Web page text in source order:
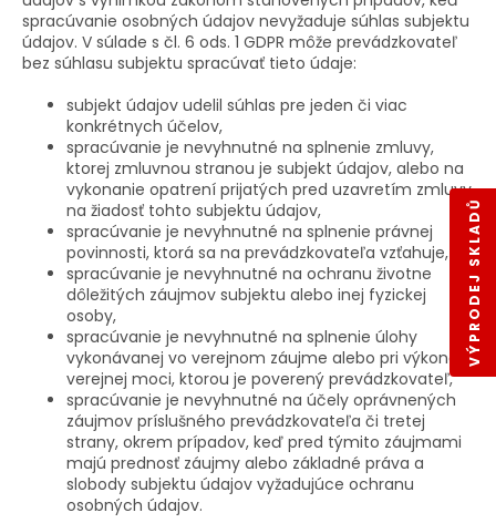
spracúvanie osobných údajov nevyžaduje súhlas subjektu
údajov. V súlade s čl. 6 ods. 1 GDPR môže prevádzkovateľ
bez súhlasu subjektu spracúvať tieto údaje:
subjekt údajov udelil súhlas pre jeden či viac
konkrétnych účelov,
spracúvanie je nevyhnutné na splnenie zmluvy,
ktorej zmluvnou stranou je subjekt údajov, alebo na
vykonanie opatrení prijatých pred uzavretím zmluvy
na žiadosť tohto subjektu údajov,
spracúvanie je nevyhnutné na splnenie právnej
povinnosti, ktorá sa na prevádzkovateľa vzťahuje,
spracúvanie je nevyhnutné na ochranu životne
dôležitých záujmov subjektu alebo inej fyzickej
osoby,
spracúvanie je nevyhnutné na splnenie úlohy
vykonávanej vo verejnom záujme alebo pri výkone
verejnej moci, ktorou je poverený prevádzkovateľ,
spracúvanie je nevyhnutné na účely oprávnených
záujmov príslušného prevádzkovateľa či tretej
strany, okrem prípadov, keď pred týmito záujmami
majú prednosť záujmy alebo základné práva a
slobody subjektu údajov vyžadujúce ochranu
osobných údajov.
VÝPRODEJ SKLADŮ